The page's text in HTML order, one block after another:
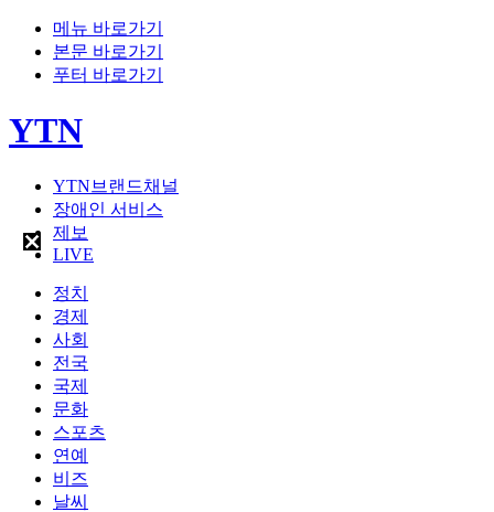
메뉴 바로가기
본문 바로가기
푸터 바로가기
YTN
YTN브랜드채널
장애인 서비스
제보
LIVE
정치
경제
사회
전국
국제
문화
스포츠
연예
비즈
날씨